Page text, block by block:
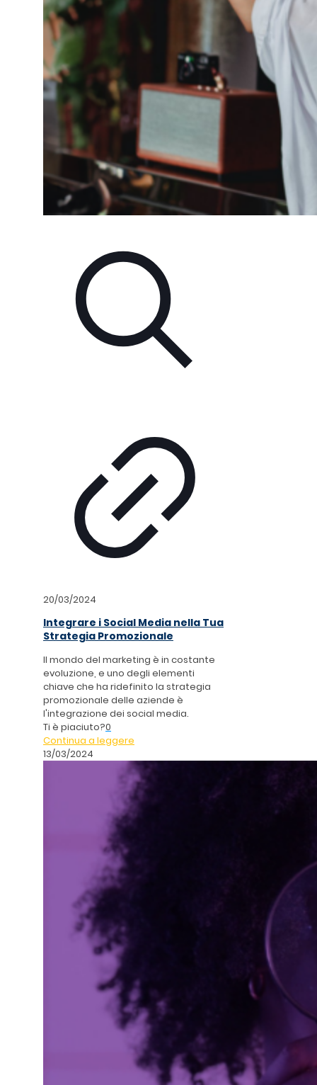
20/03/2024
Integrare i Social Media nella Tua
Strategia Promozionale
Il mondo del marketing è in costante
evoluzione, e uno degli elementi
chiave che ha ridefinito la strategia
promozionale delle aziende è
l'integrazione dei social media.
Ti è piaciuto?0
Continua a leggere
13/03/2024